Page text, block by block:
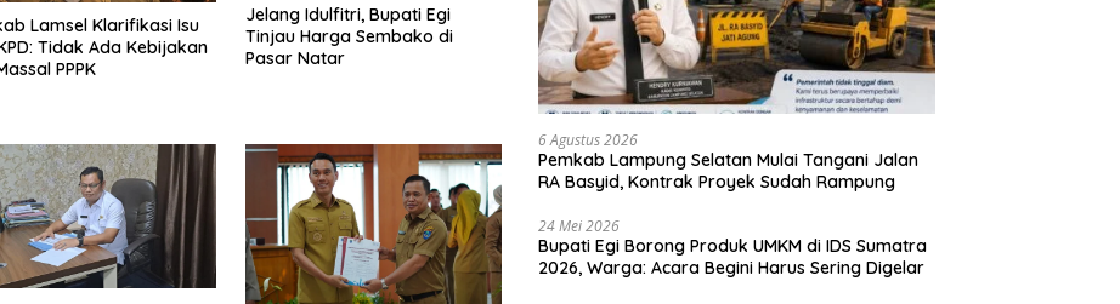
Lamsel Klarifikasi Isu
Tidak Ada Kebijakan
PPPK
Jelang Idulfitri, Bupati Egi
Tinjau Harga Sembako di
Pasar Natar
6 Agustus 2026
Pemkab Lampung Selatan Mulai Tangani Jalan
RA Basyid, Kontrak Proyek Sudah Rampung
24 Mei 2026
Bupati Egi Borong Produk UMKM di IDS Sumatra
2026, Warga: Acara Begini Harus Sering Digelar